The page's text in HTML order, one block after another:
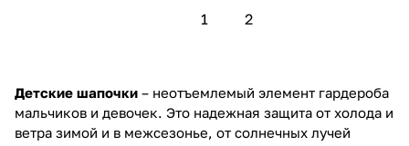
1 2
Детские шапочки – неотъемлемый элемент гардероба
мальчиков и девочек. Это надежная защита от холода и
ветра зимой и в межсезонье, от солнечных лучей